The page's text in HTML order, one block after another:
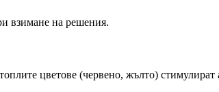
взимане на решения.
цветове (червено, жълто) стимулират